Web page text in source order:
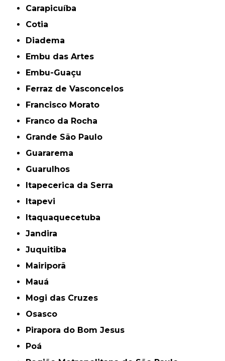
Carapicuíba
Cotia
Diadema
Embu das Artes
Embu-Guaçu
Ferraz de Vasconcelos
Francisco Morato
Franco da Rocha
Grande São Paulo
Guararema
Guarulhos
Itapecerica da Serra
Itapevi
Itaquaquecetuba
Jandira
Juquitiba
Mairiporã
Mauá
Mogi das Cruzes
Osasco
Pirapora do Bom Jesus
Poá